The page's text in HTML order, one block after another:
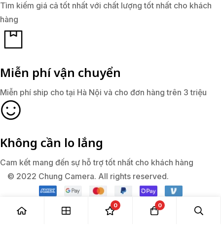
Tìm kiếm giá cả tốt nhất với chất lượng tốt nhất cho khách
hàng
Miễn phí vận chuyển
Miễn phí ship cho tại Hà Nội và cho đơn hàng trên 3 triệu
Không cần lo lắng
Cam kết mang đến sự hỗ trợ tốt nhất cho khách hàng
© 2022 Chung Camera. All rights reserved.
0 0